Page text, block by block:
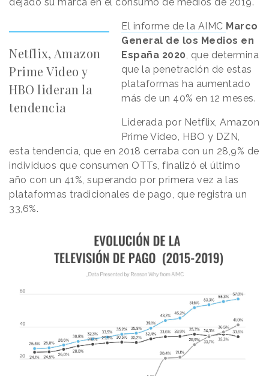
dejado su marca en el consumo de medios de 2019.
Netflix, Amazon
Prime Video y
HBO lideran la
tendencia
El informe de la AIMC Marco
General de los Medios en
España 2020, que determina
que la penetración de estas
plataformas ha aumentado
más de un 40% en 12 meses.
Liderada por Netflix, Amazon
Prime Video, HBO y DZN,
esta tendencia, que en 2018 cerraba con un 28,9% de
individuos que consumen OTTs, finalizó el último
año con un 41%, superando por primera vez a las
plataformas tradicionales de pago, que registra un
33,6%.